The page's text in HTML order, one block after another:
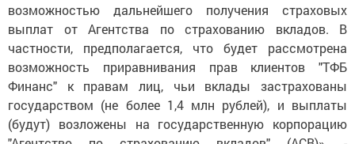
возможностью дальнейшего получения страховых
выплат от Агентства по страхованию вкладов. В
частности, предполагается, что будет рассмотрена
возможность приравнивания прав клиентов "ТФБ
Финанс" к правам лиц, чьи вклады застрахованы
государством (не более 1,4 млн рублей), и выплаты
(будут) возложены на государственную корпорацию